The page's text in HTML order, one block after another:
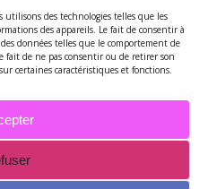
des technologies telles que les
des appareils. Le fait de consentir à
données telles que le comportement de
fait de ne pas consentir ou de retirer son
certaines caractéristiques et fonctions.
de contacter Marie-Maguelone